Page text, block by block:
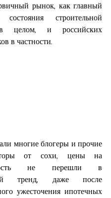
рынок, как главный
состояния строительной
целом, и российских
в частности.
многие блогеры и прочие
от сохи, цены на
не перешли в
тренд, даже после
ужесточения ипотечных